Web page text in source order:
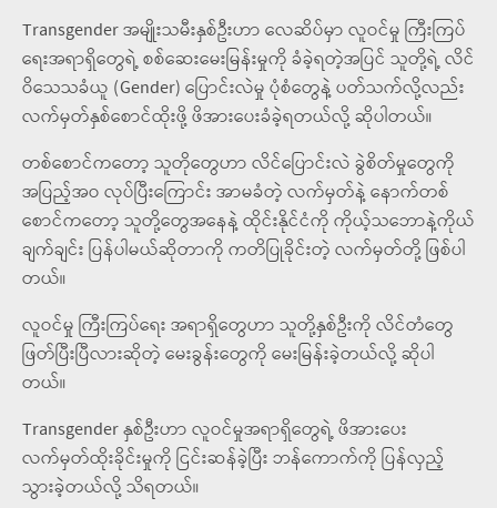
Transgender အမျိုးသမီးနှစ်ဦးဟာ လေဆိပ်မှာ လူဝင်မှု ကြီးကြပ်
ရေးအရာရှိတွေရဲ့ စစ်ဆေးမေးမြန်းမှုကို ခံခဲ့ရတဲ့အပြင် သူတို့ရဲ့ လိင်
ဝိသေသခံယူ (Gender) ပြောင်းလဲမှု ပုံစံတွေနဲ့ ပတ်သက်လို့လည်း
လက်မှတ်နှစ်စောင်ထိုးဖို့ ဖိအားပေးခံခဲ့ရတယ်လို့ ဆိုပါတယ်။
တစ်စောင်ကတော့ သူတိုတွေဟာ လိင်ပြောင်းလဲ ခွဲစိတ်မှုတွေကို
အပြည့်အဝ လုပ်ပြီးကြောင်း အာမခံတဲ့ လက်မှတ်နဲ့ နောက်တစ်
စောင်ကတော့ သူတို့တွေအနေနဲ့ ထိုင်းနိုင်ငံကို ကိုယ့်သဘောနဲ့ကိုယ်
ချက်ချင်း ပြန်ပါမယ်ဆိုတာကို ကတိပြုခိုင်းတဲ့ လက်မှတ်တို့ ဖြစ်ပါ
တယ်။
လူဝင်မှု ကြီးကြပ်ရေး အရာရှိတွေဟာ သူတို့နှစ်ဦးကို လိင်တံတွေ
ဖြတ်ပြီးပြီလားဆိုတဲ့ မေးခွန်းတွေကို မေးမြန်းခဲ့တယ်လို့ ဆိုပါ
တယ်။
Transgender နှစ်ဦးဟာ လူဝင်မှုအရာရှိတွေရဲ့ ဖိအားပေး
လက်မှတ်ထိုးခိုင်းမှုကို ငြင်းဆန်ခဲ့ပြီး ဘန်ကောက်ကို ပြန်လှည့်
သွားခဲ့တယ်လို့ သိရတယ်။